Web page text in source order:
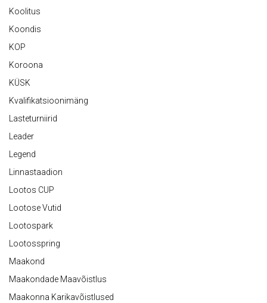
Koolitus
Koondis
KOP
Koroona
KÜSK
Kvalifikatsioonimäng
Lasteturniirid
Leader
Legend
Linnastaadion
Lootos CUP
Lootose Vutid
Lootospark
Lootosspring
Maakond
Maakondade Maavõistlus
Maakonna Karikavõistlused